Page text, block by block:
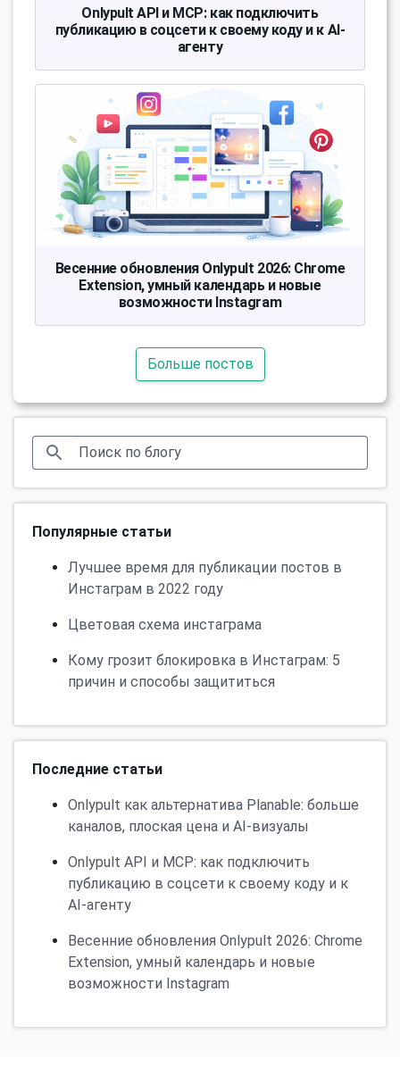
Onlypult API и MCP: как подключить
публикацию в соцсети к своему коду и к AI-
агенту
Весенние обновления Onlypult 2026: Chrome
Extension, умный календарь и новые
возможности Instagram
Больше постов
Популярные статьи
Лучшее время для публикации постов в
Инстаграм в 2022 году
Цветовая схема инстаграма
Кому грозит блокировка в Инстаграм: 5
причин и способы защититься
Последние статьи
Onlypult как альтернатива Planable: больше
каналов, плоская цена и AI-визуалы
Onlypult API и MCP: как подключить
публикацию в соцсети к своему коду и к
AI-агенту
Весенние обновления Onlypult 2026: Chrome
Extension, умный календарь и новые
возможности Instagram